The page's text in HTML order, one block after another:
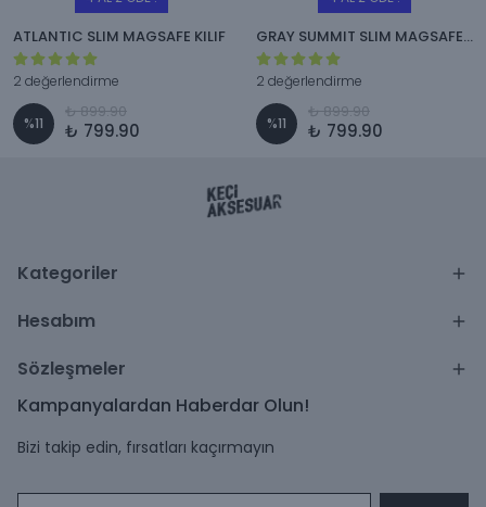
ATLANTIC SLIM MAGSAFE KILIF
2 değerlendirme
%11
₺ 899.90
₺ 799.90
GRAY SUMMIT SLIM MAGSAFE KILIF
2 değerlendirme
%11
₺ 899.90
₺ 799.90
Kategoriler
Hesabım
Sözleşmeler
Kampanyalardan Haberdar Olun!
Bizi takip edin, fırsatları kaçırmayın